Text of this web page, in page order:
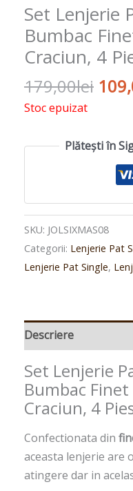
Set Lenjerie
Bumbac
Craciun, 4
179,00lei
Stoc epuizat
Plătești în
SKU: JOLSIXMAS08
Categorii: Lenjerie Pat
Lenjerie Pat Single,
Descriere
Set Lenjerie
Bumbac
Craciun, 4
Confectionata din
aceasta lenjerie are
atingere dar in